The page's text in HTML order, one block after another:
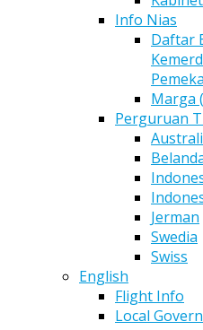
Info Nias
Daftar
Marga
Perguruan
Jerman
Swedia
Swiss
English
Flight Info
Local